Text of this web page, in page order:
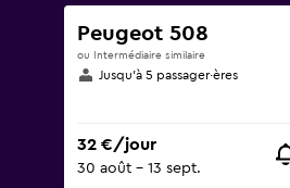
Peugeot 508
ou Intermédiaire similaire
Jusqu’à 5 passager·ères
32 €/jour
30 août - 13 sept.